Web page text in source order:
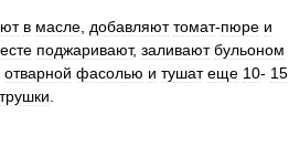
в масле добавляют томат-пюре и
поджаривают, заливают бульоном
отварной фасолью и тушат еще 10- 15